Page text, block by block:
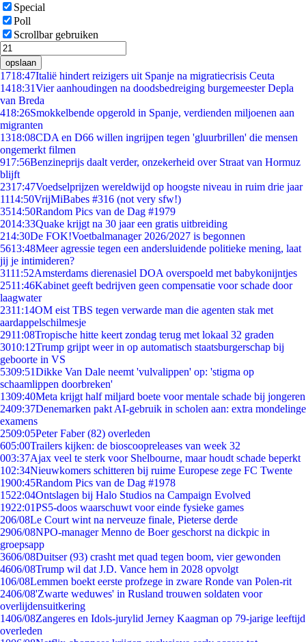
Special
Poll
Scrollbar gebruiken
opslaan
1718:47Italië hindert reizigers uit Spanje na migratiecrisis Ceuta
1418:31Vier aanhoudingen na doodsbedreiging burgemeester Depla
van Breda
418:26Smokkelbende opgerold in Spanje, verdienden miljoenen aan
migranten
1318:08CDA en D66 willen ingrijpen tegen 'gluurbrillen' die mensen
ongemerkt filmen
917:56Benzineprijs daalt verder, onzekerheid over Straat van Hormuz
blijft
2317:47Voedselprijzen wereldwijd op hoogste niveau in ruim drie jaar
1114:50VrijMiBabes #316 (not very sfw!)
3514:50Random Pics van de Dag #1979
2014:33Quake krijgt na 30 jaar een gratis uitbreiding
214:30De FOK!Voetbalmanager 2026/2027 is begonnen
5613:48Meer agressie tegen een andersluidende politieke mening, laat
jij je intimideren?
3111:52Amsterdams dierenasiel DOA overspoeld met babykonijntjes
2511:46Kabinet geeft bedrijven geen compensatie voor schade door
laagwater
2311:14OM eist TBS tegen verwarde man die agenten stak met
aardappelschilmesje
2911:08Tropische hitte keert zondag terug met lokaal 32 graden
3010:12Trump grijpt weer in op automatisch staatsburgerschap bij
geboorte in VS
5309:51Dikke Van Dale neemt 'vulvalippen' op: 'stigma op
schaamlippen doorbreken'
1309:40Meta krijgt half miljard boete voor mentale schade bij jongeren
2409:37Denemarken pakt AI-gebruik in scholen aan: extra mondelinge
examens
2509:05Peter Faber (82) overleden
605:00Trailers kijken: de bioscoopreleases van week 32
003:37Ajax veel te sterk voor Shelbourne, maar houdt schade beperkt
102:34Nieuwkomers schitteren bij ruime Europese zege FC Twente
1900:45Random Pics van de Dag #1978
1522:04Ontslagen bij Halo Studios na Campaign Evolved
1922:01PS5-doos waarschuwt voor einde fysieke games
206/08Le Court wint na nerveuze finale, Pieterse derde
2906/08NPO-manager Menno de Boer geschorst na dickpic in
groepsapp
3606/08Duitser (93) crasht met quad tegen boom, vier gewonden
4606/08Trump wil dat J.D. Vance hem in 2028 opvolgt
106/08Lemmen boekt eerste profzege in zware Ronde van Polen-rit
2406/08'Zwarte weduwes' in Rusland trouwen soldaten voor
overlijdensuitkering
1406/08Zangeres en Idols-jurylid Jerney Kaagman op 79-jarige leeftijd
overleden